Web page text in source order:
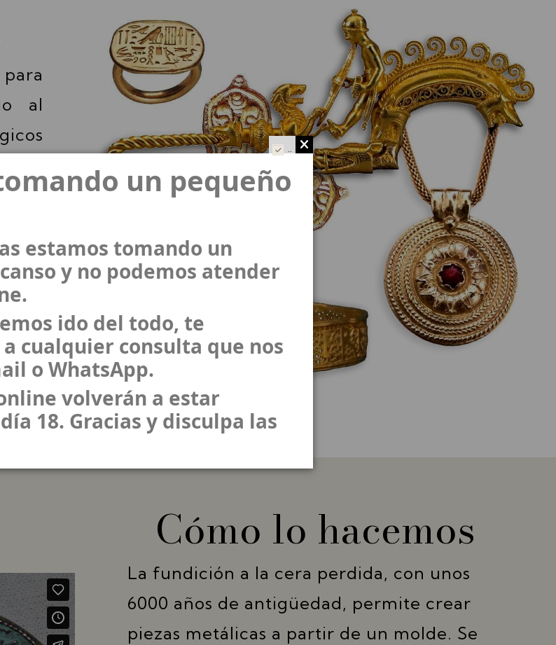
al
con
de
los
Cómo lo hacemos
La fundición a la cera perdida, con unos
6000 años de antigüedad, permite crear
piezas metálicas a partir de un molde. Se
..
un pequeño
estamos tomando un
y no podemos atender
ido del todo, te
cualquier consulta que nos
o WhatsApp.
volverán a estar
18. Gracias y disculpa las